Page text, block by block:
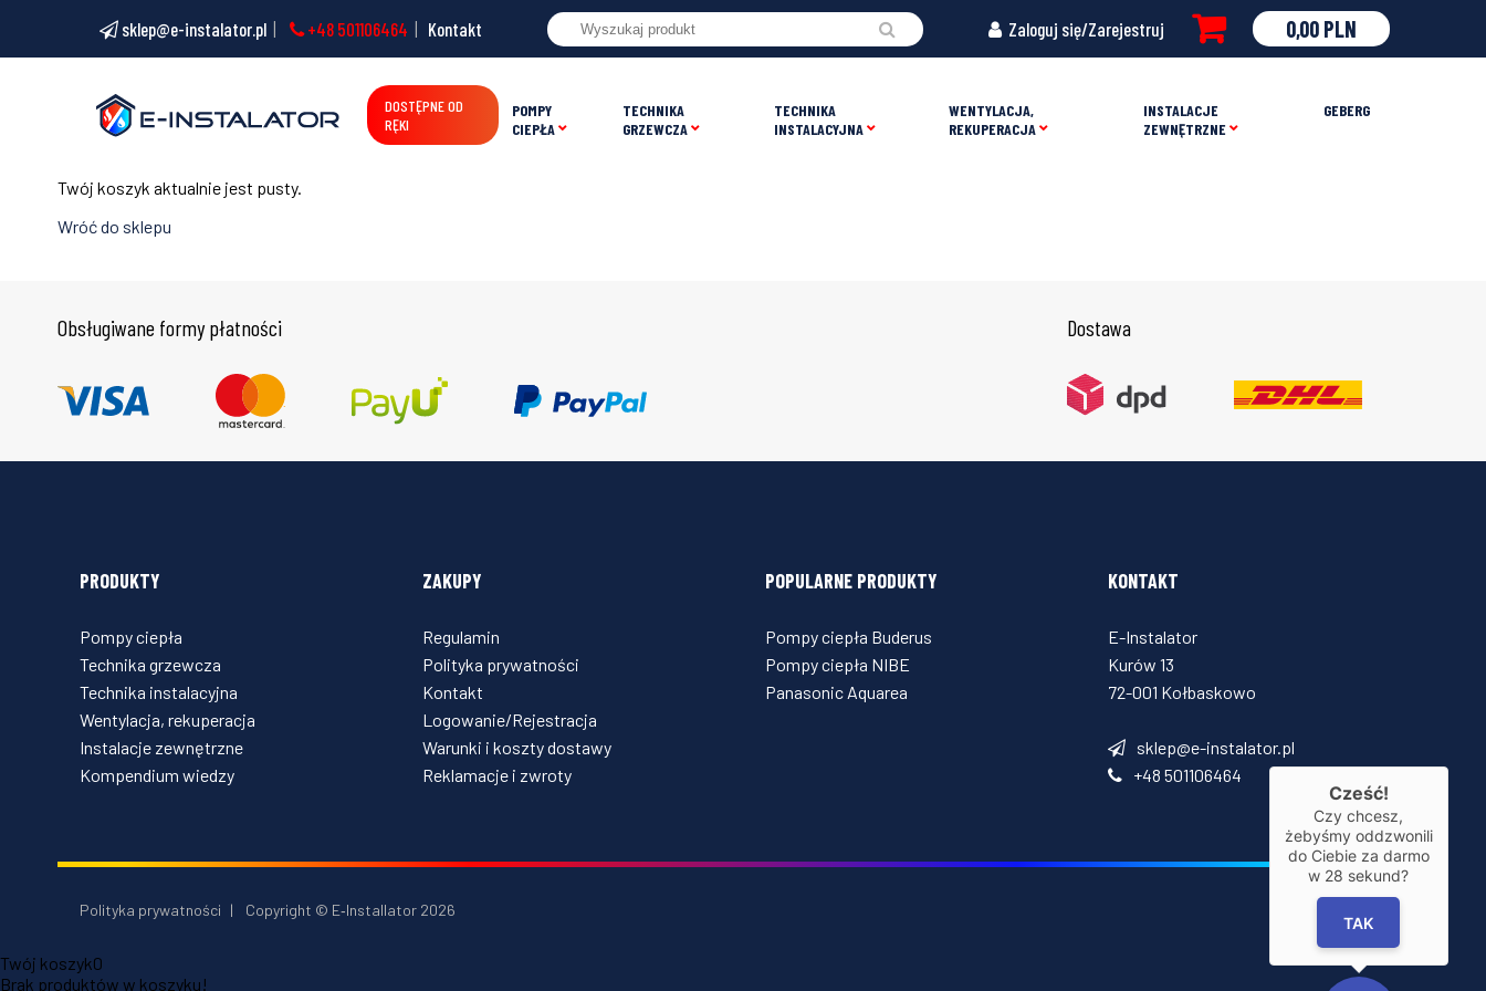
sklep@e-instalator.pl +48 501106464 Kontakt Zaloguj się/Zarejestruj 0,00 PLN
DOSTĘPNE OD
RĘKI
POMPY
CIEPŁA
TECHNIKA
GRZEWCZA
TECHNIKA
INSTALACYJNA
WENTYLACJA,
REKUPERACJA
INSTALACJE
ZEWNĘTRZNE
GEBERG
Twój koszyk aktualnie jest pusty.
Wróć do sklepu
Obsługiwane formy płatności Dostawa
PRODUKTY
Pompy ciepła
Technika grzewcza
Technika instalacyjna
Wentylacja, rekuperacja
Instalacje zewnętrzne
Kompendium wiedzy
ZAKUPY
Regulamin
Polityka prywatności
Kontakt
Logowanie/Rejestracja
Warunki i koszty dostawy
Reklamacje i zwroty
POPULARNE PRODUKTY
Pompy ciepła Buderus
Pompy ciepła NIBE
Panasonic Aquarea
KONTAKT
E-Instalator
Kurów 13
72-001 Kołbaskowo
sklep@e-instalator.pl
+48 501106464
Polityka prywatności | Copyright © E‑Installator 2026
Twój koszyk0
Brak produktów w koszyku!
Cześć!
Czy chcesz,
żebyśmy oddzwonili
do Ciebie za darmo
w 28 sekund?
TAK